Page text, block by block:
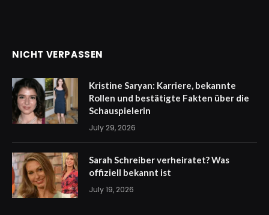
NICHT VERPASSEN
Kristine Saryan: Karriere, bekannte
Rollen und bestätigte Fakten über die
Schauspielerin
July 29, 2026
Sarah Schreiber verheiratet? Was
offiziell bekannt ist
July 19, 2026